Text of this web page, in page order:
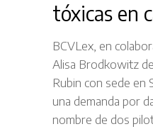
tóxicas en
BCVLex, en
Alisa Brodkowitz
Rubin con sede en
una demanda por
nombre de dos